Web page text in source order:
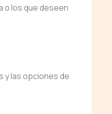
o los que deseen
y las opciones de